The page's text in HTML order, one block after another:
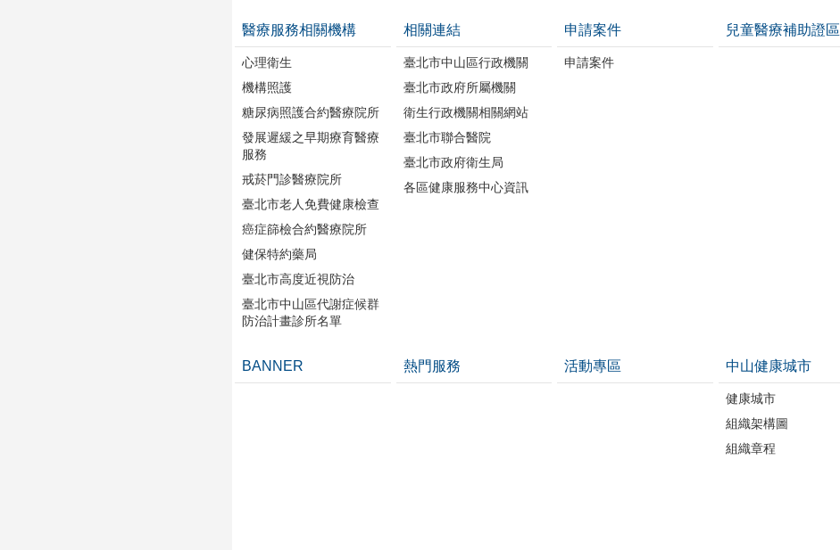
醫療服務相關機構
心理衛生
機構照護
糖尿病照護合約醫療院所
發展遲緩之早期療育醫療
服務
戒菸門診醫療院所
臺北市老人免費健康檢查
癌症篩檢合約醫療院所
健保特約藥局
臺北市高度近視防治
臺北市中山區代謝症候群
防治計畫診所名單
相關連結
臺北市中山區行政機關
臺北市政府所屬機關
衛生行政機關相關網站
臺北市聯合醫院
臺北市政府衛生局
各區健康服務中心資訊
申請案件
申請案件
兒童醫療補助證區
BANNER 熱門服務 活動專區 中山健康城市
健康城市
組織架構圖
組織章程